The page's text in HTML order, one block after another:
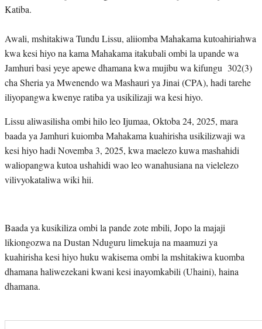
Katiba.
Awali, mshitakiwa Tundu Lissu, aliiomba Mahakama kutoahiriahwa
kwa kesi hiyo na kama Mahakama itakubali ombi la upande wa
Jamhuri basi yeye apewe dhamana kwa mujibu wa kifungu 302(3)
cha Sheria ya Mwenendo wa Mashauri ya Jinai (CPA), hadi tarehe
iliyopangwa kwenye ratiba ya usikilizaji wa kesi hiyo.
Lissu aliwasilisha ombi hilo leo Ijumaa, Oktoba 24, 2025, mara
baada ya Jamhuri kuiomba Mahakama kuahirisha usikilizwaji wa
kesi hiyo hadi Novemba 3, 2025, kwa maelezo kuwa mashahidi
waliopangwa kutoa ushahidi wao leo wanahusiana na vielelezo
vilivyokataliwa wiki hii.
Baada ya kusikiliza ombi la pande zote mbili, Jopo la majaji
likiongozwa na Dustan Nduguru limekuja na maamuzi ya
kuahirisha kesi hiyo huku wakisema ombi la mshitakiwa kuomba
dhamana haliwezekani kwani kesi inayomkabili (Uhaini), haina
dhamana.